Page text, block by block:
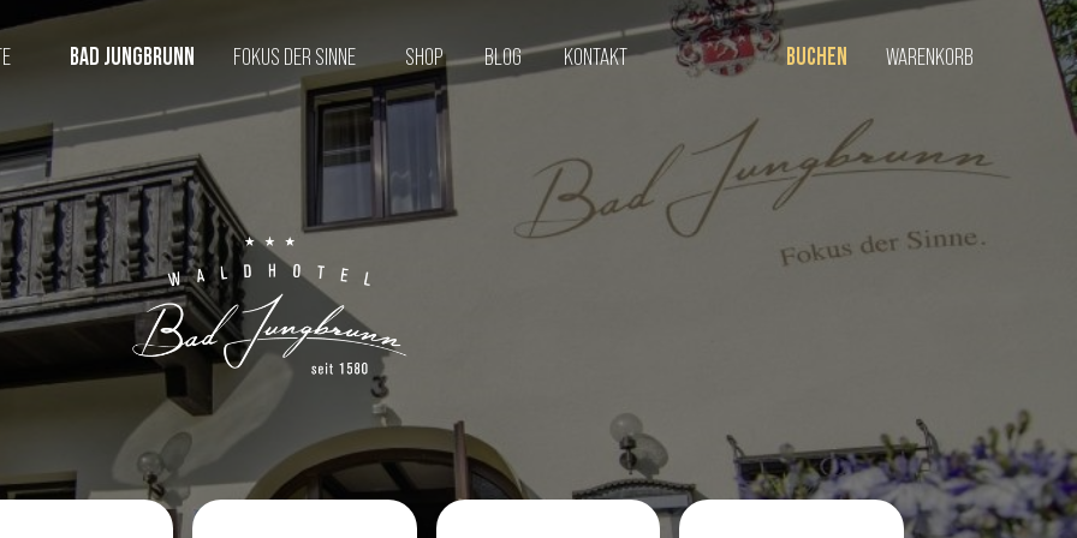
BAD JUNGBRUNN FOKUS DER SINNE SHOP BLOG KONTAKT BUCHEN WARENKORB